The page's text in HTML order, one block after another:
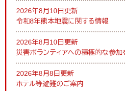
2026年8月10日更新
令和8年熊本地震に関する情報
2026年8月10日更新
災害ボランティアへの積極的な参加
2026年8月8日更新
ホテル等避難のご案内